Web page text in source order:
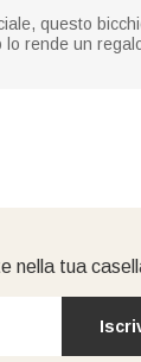
questo
rende un
nella tua